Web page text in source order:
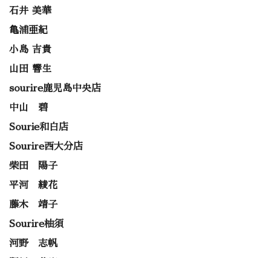
石井 美華
亀浦亜紀
小島 吉貴
山田 響生
sourire鹿児島中央店
中山 碧
Sourie和白店
Sourire西大分店
柴田 陽子
平河 綾花
藤木 靖子
Sourire柚須
河野 志帆